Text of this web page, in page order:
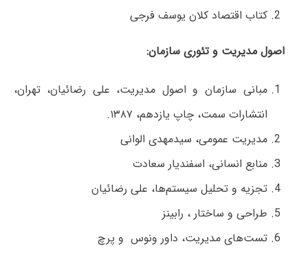
کتاب اقتصاد کلان یوسف فرجی
اصول مدیریت و تئوری سازمان:
مبانی سازمان و اصول مدیریت، علی رضائیان، تهران،
انتشارات سمت، چاپ یازدهم، ۱۳۸۷.
مدیریت عمومی، سیدمهدی الوانی
منابع انسانی، اسفندیار سعادت
تجزیه و تحلیل سیستم‌ها، علی رضائیان
طراحی و ساختار ، رابینز
تست‌های مدیریت، داور ونوس و پرچ